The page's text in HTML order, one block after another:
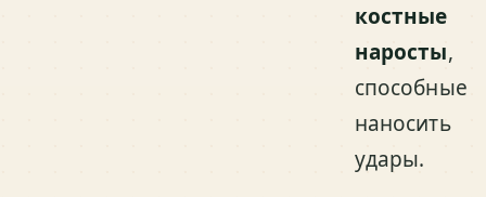
костные
наросты,
способные
наносить
удары.